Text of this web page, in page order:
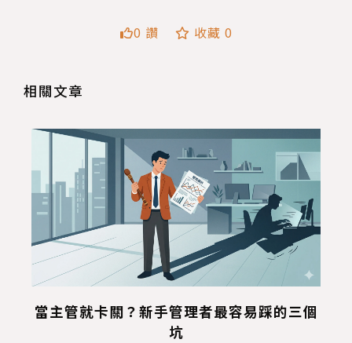
0 讚 收藏 0
相關文章
當主管就卡關？新手管理者最容易踩的三個
坑